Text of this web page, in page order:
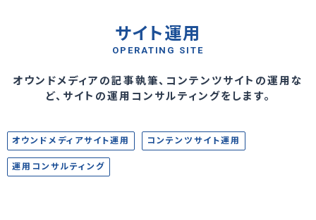
サイト運用
OPERATING SITE
オウンドメディアの記事執筆、コンテンツサイトの運用な
ど、サイトの運用コンサルティングをします。
オウンドメディアサイト運用 コンテンツサイト運用
運用コンサルティング